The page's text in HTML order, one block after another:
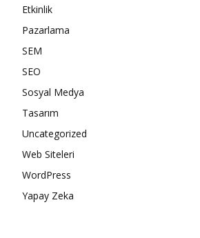
Etkinlik
Pazarlama
SEM
SEO
Sosyal Medya
Tasarım
Uncategorized
Web Siteleri
WordPress
Yapay Zeka